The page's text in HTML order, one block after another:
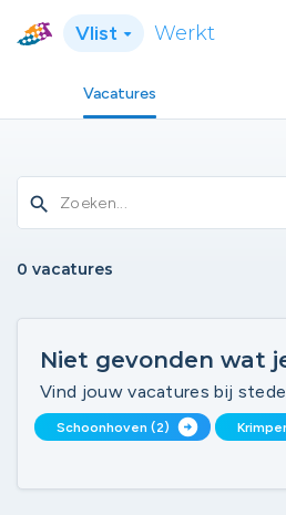
Vlist Werkt
Vacatures
search
0 vacatures
Niet gevonden wat
Vind jouw vacatures bij
Schoonhoven (2) arrow_circle_right